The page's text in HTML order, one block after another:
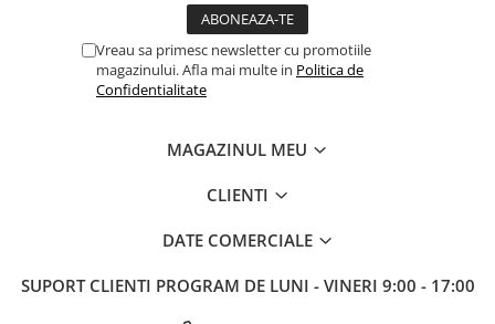
Vreau sa primesc newsletter cu promotiile
magazinului. Afla mai multe in Politica de
Confidentialitate
MAGAZINUL MEU
CLIENTI
DATE COMERCIALE
SUPORT CLIENTI PROGRAM DE LUNI - VINERI 9:00 - 17:00